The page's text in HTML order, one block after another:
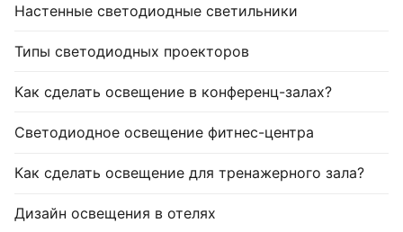
Настенные светодиодные светильники
Типы светодиодных проекторов
Как сделать освещение в конференц-залах?
Светодиодное освещение фитнес-центра
Как сделать освещение для тренажерного зала?
Дизайн освещения в отелях